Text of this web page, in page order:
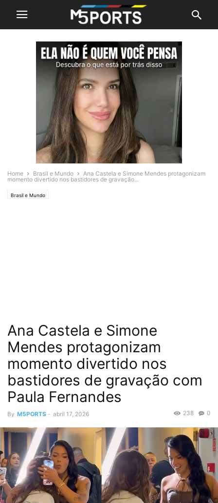
Home Brasil e Mundo
Ana Castela e Simone Mendes protagonizam
momento divertido nos bastidores de gravação...
Brasil e Mundo
Ana Castela e Simone
Mendes protagonizam
momento divertido nos
bastidores de gravação com
Paula Fernandes
By M5PORTS - abril 17, 2026 0
238